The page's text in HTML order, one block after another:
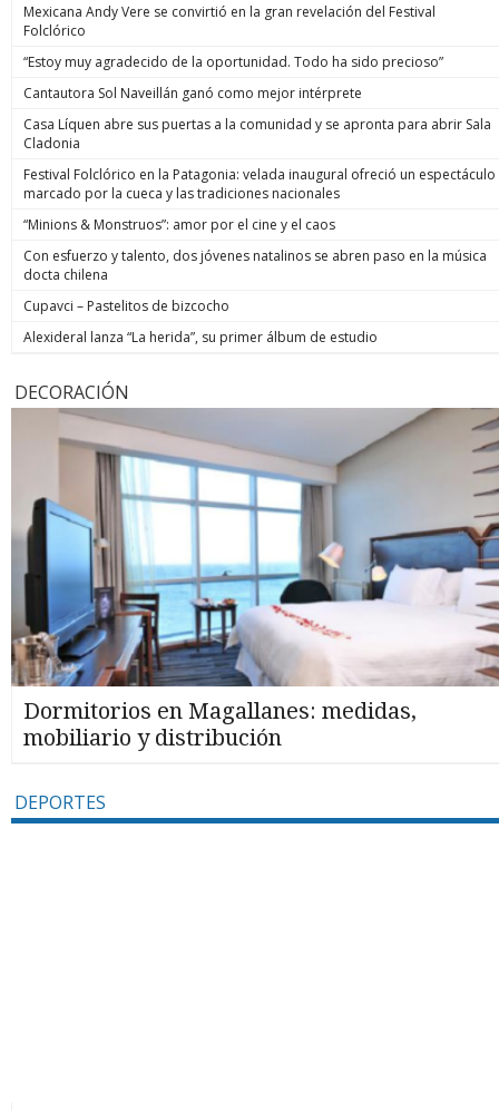
Mexicana Andy Vere se convirtió en la gran revelación del Festival
Folclórico
“Estoy muy agradecido de la oportunidad. Todo ha sido precioso”
Cantautora Sol Naveillán ganó como mejor intérprete
Casa Líquen abre sus puertas a la comunidad y se apronta para abrir Sala
Cladonia
Festival Folclórico en la Patagonia: velada inaugural ofreció un espectáculo
marcado por la cueca y las tradiciones nacionales
“Minions & Monstruos”: amor por el cine y el caos
Con esfuerzo y talento, dos jóvenes natalinos se abren paso en la música
docta chilena
Cupavci – Pastelitos de bizcocho
Alexideral lanza “La herida”, su primer álbum de estudio
DECORACIÓN
Dormitorios en Magallanes: medidas,
mobiliario y distribución
DEPORTES